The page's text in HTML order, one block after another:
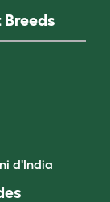
Breeds
d'India